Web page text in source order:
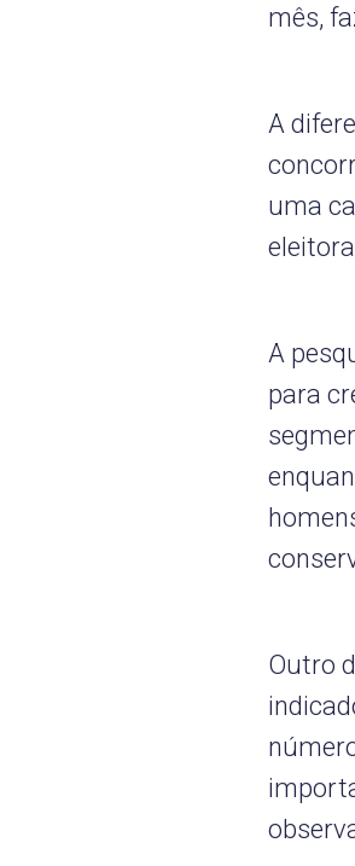
mês,
A
uma
A
para
Outro